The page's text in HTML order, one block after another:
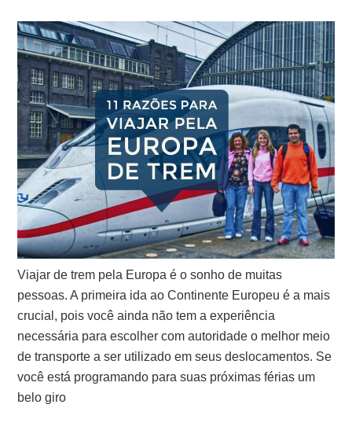
Viajar de trem pela Europa é o sonho de muitas
pessoas. A primeira ida ao Continente Europeu é a mais
crucial, pois você ainda não tem a experiência
necessária para escolher com autoridade o melhor meio
de transporte a ser utilizado em seus deslocamentos. Se
você está programando para suas próximas férias um
belo giro